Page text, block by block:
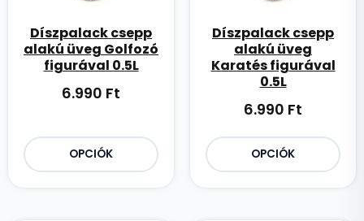
Díszpalack csepp
alakú üveg Golfozó
figurával 0.5L
6.990 Ft
OPCIÓK
Díszpalack csepp
alakú üveg
Karatés figurával
0.5L
6.990 Ft
OPCIÓK